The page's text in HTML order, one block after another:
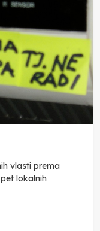
vlasti prema
lokalnih